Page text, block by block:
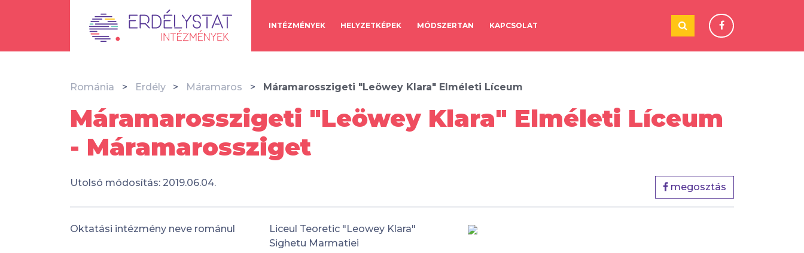
INTÉZMÉNYEK HELYZETKÉPEK MÓDSZERTAN KAPCSOLAT
Románia Erdély Máramaros Máramarosszigeti "Leöwey Klara" Elméleti Líceum
Máramarosszigeti "Leöwey Klara" Elméleti Líceum
- Máramarossziget
Utolsó módosítás: 2019.06.04. megosztás
Oktatási intézmény neve románul
Liceul Teoretic "Leowey Klara"
Sighetu Marmatiei